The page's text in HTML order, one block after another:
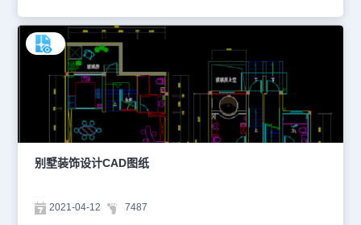
家下载正版CAD软件，避免版权问题和应用问题。本图纸是CAD建
筑装饰图纸资源、使用CAD软件绘制的庄园CAD建筑装饰图纸。以
下为您截取了一些图纸的预览图。该庄园CAD建筑装饰图纸主要绘制
了户型平面图、设计木作基层制作、砌筑尺寸图、平面说明图、碰面
布置图等内容。大家可以使用浩辰CAD软件、浩辰CAD看图王软件
进行图纸查看。1、户型平面图2、设计木作基层制作及砌筑尺寸图
3、平面说明图CAD下载哪个版本好？大家可以在浩辰CAD官网下载
各类CAD软件的正版安装包，进行绘图练习和软件试用。更多关于该
庄园CAD建筑装饰图纸的设计内容、更多CAD图纸资源，大家也可
以在浩辰CAD官网获取。本图纸作为学习资料参考，请勿用于商业用
途。
别墅装饰设计CAD图纸​
2021-04-12 7487